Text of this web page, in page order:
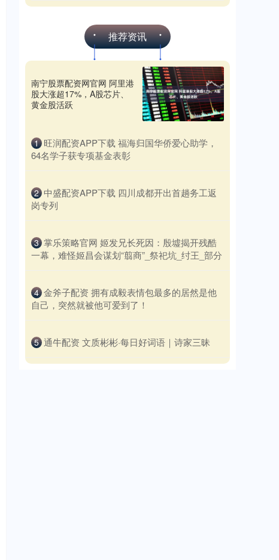
推荐资讯
南宁股票配资网官网 阿里港
股大涨超17%，A股芯片、
黄金股活跃
1 ​旺润配资APP下载 福海归国华侨爱心助学，
64名学子获专项基金表彰
2 ​中盛配资APP下载 四川成都开出首趟务工返
岗专列
3 ​掌乐策略官网 姬发兄长死因：殷墟揭开残酷
一幕，难怪姬昌会谋划“翦商”_祭祀坑_纣王_部分
4 ​金斧子配资 拥有成毅表情包最多的居然是他
自己，突然就被他可爱到了！
5 ​通牛配资 文质彬彬·每日好词语｜诗家三昧